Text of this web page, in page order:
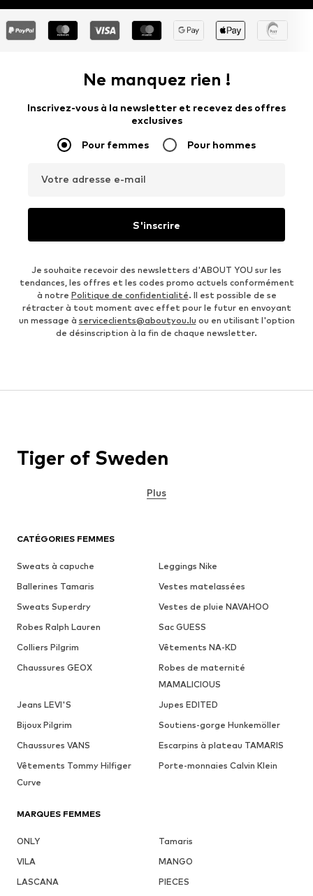
Ne manquez rien !
Inscrivez-vous à la newsletter et recevez des offres
exclusives
Pour femmes Pour hommes
Votre adresse e-mail
S'inscrire
Je souhaite recevoir des newsletters d'ABOUT YOU sur les
tendances, les offres et les codes promo actuels conformément
à notre Politique de confidentialité. Il est possible de se
rétracter à tout moment avec effet pour le futur en envoyant
un message à serviceclients@aboutyou.lu ou en utilisant l'option
de désinscription à la fin de chaque newsletter.
CATÉGORIES FEMMES
Sweats à capuche
Leggings Nike
Ballerines Tamaris
Vestes matelassées
Sweats Superdry
Vestes de pluie NAVAHOO
Robes Ralph Lauren
Sac GUESS
Colliers Pilgrim
Vêtements NA-KD
Chaussures GEOX
Robes de maternité
MAMALICIOUS
Jeans LEVI'S
Jupes EDITED
Bijoux Pilgrim
Soutiens-gorge Hunkemöller
Chaussures VANS
Escarpins à plateau TAMARIS
Vêtements Tommy Hilfiger
Curve
Porte-monnaies Calvin Klein
MARQUES FEMMES
ONLY
Tamaris
VILA
MANGO
LASCANA
PIECES
Tiger of Sweden
Plus